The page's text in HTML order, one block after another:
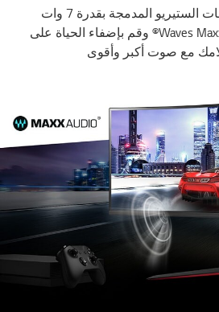
اجذب الانتباه بسماعات الستيريو المدمجة بقدرة 7 وات
المجهزة بتقنية Waves MaxxAudio® وقم بإضفاء الحياة على
مع صوت أكبر وأقوى